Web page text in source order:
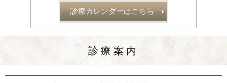
診療カレンダーはこちら
診療案内